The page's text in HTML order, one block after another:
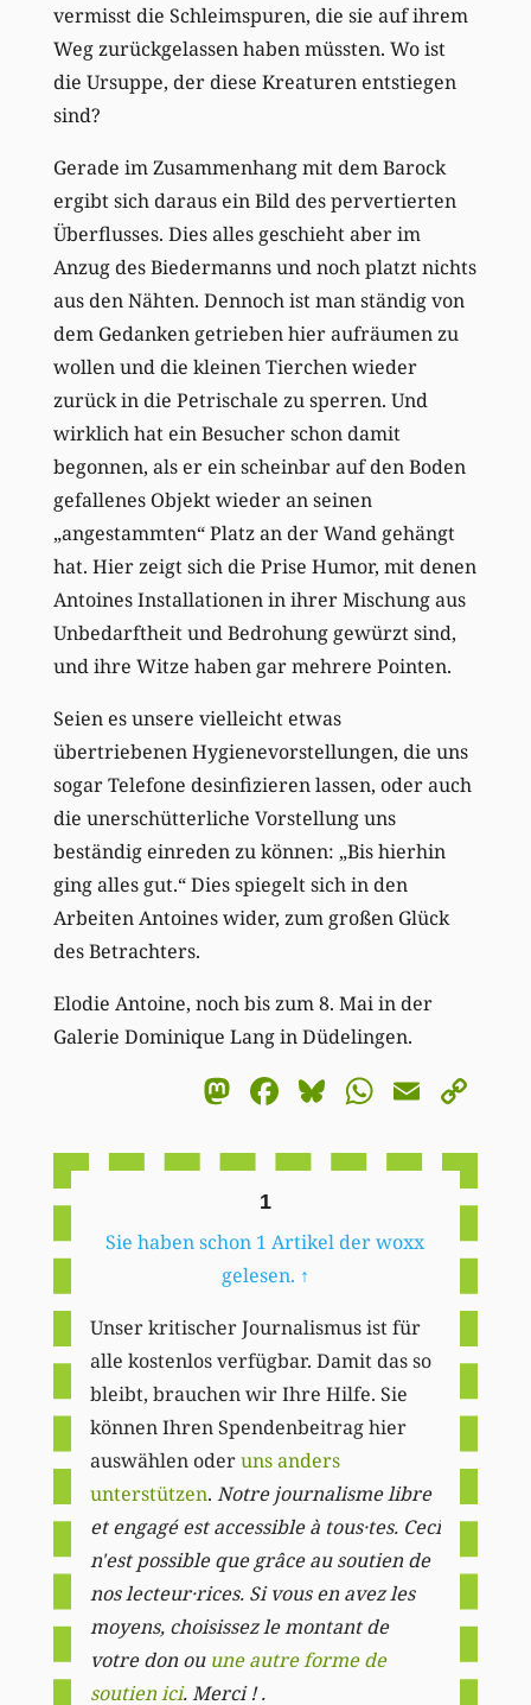
vermisst die Schleimspuren, die sie auf ihrem
Weg zurückgelassen haben müssten. Wo ist
die Ursuppe, der diese Kreaturen entstiegen
sind?
Gerade im Zusammenhang mit dem Barock
ergibt sich daraus ein Bild des pervertierten
Überflusses. Dies alles geschieht aber im
Anzug des Biedermanns und noch platzt nichts
aus den Nähten. Dennoch ist man ständig von
dem Gedanken getrieben hier aufräumen zu
wollen und die kleinen Tierchen wieder
zurück in die Petrischale zu sperren. Und
wirklich hat ein Besucher schon damit
begonnen, als er ein scheinbar auf den Boden
gefallenes Objekt wieder an seinen
„angestammten“ Platz an der Wand gehängt
hat. Hier zeigt sich die Prise Humor, mit denen
Antoines Installationen in ihrer Mischung aus
Unbedarftheit und Bedrohung gewürzt sind,
und ihre Witze haben gar mehrere Pointen.
Seien es unsere vielleicht etwas
übertriebenen Hygienevorstellungen, die uns
sogar Telefone desinfizieren lassen, oder auch
die unerschütterliche Vorstellung uns
beständig einreden zu können: „Bis hierhin
ging alles gut.“ Dies spiegelt sich in den
Arbeiten Antoines wider, zum großen Glück
des Betrachters.
Elodie Antoine, noch bis zum 8. Mai in der
Galerie Dominique Lang in Düdelingen.
Mastodon
Facebook
BlueskyEmail
1
Sie haben schon 1 Artikel der woxx
gelesen. ↑
Unser kritischer Journalismus ist für
alle kostenlos verfügbar. Damit das so
bleibt, brauchen wir Ihre Hilfe. Sie
können Ihren Spendenbeitrag hier
auswählen oderuns anders
unterstützen. Notre journalisme libre
et engagé est accessible à tous·tes. Ceci
n'est possible que grâce au soutien de
nos lecteur·rices. Si vous en avez les
moyens, choisissez le montant de
votre don ou une autre forme de
soutien ici. Merci ! .